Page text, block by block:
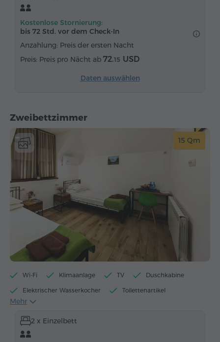
Telefon
Kostenlose Stornierung:
bis 72 Std. vor dem Check-In
Anzahlung: Preis der ersten Nacht
Preis pro Nächt ab 72.15 USD
Daten auswählen
Zweibettzimmer
15 Qm
Wi-Fi Klimaanlage TV Duschkabine
Elektrischer Wasserkocher Toilettenartikel
Handtücher
Kleiderschrank
Telefon
Mehr
2 x Einzelbett